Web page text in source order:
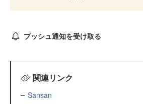
プッシュ通知を受け取る
関連リンク
Sansan